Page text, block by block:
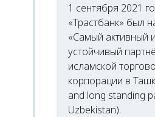
1 сентября 2021
«Трастбанк» был
«Самый активный
устойчивый
исламской
корпорации в
and long standing
Uzbekistan).